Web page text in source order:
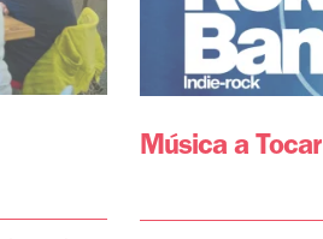
Música a Tocar